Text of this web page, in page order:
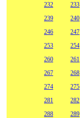
232
233
239
240
246
247
253
254
260
261
267
268
274
275
281
282
288
289